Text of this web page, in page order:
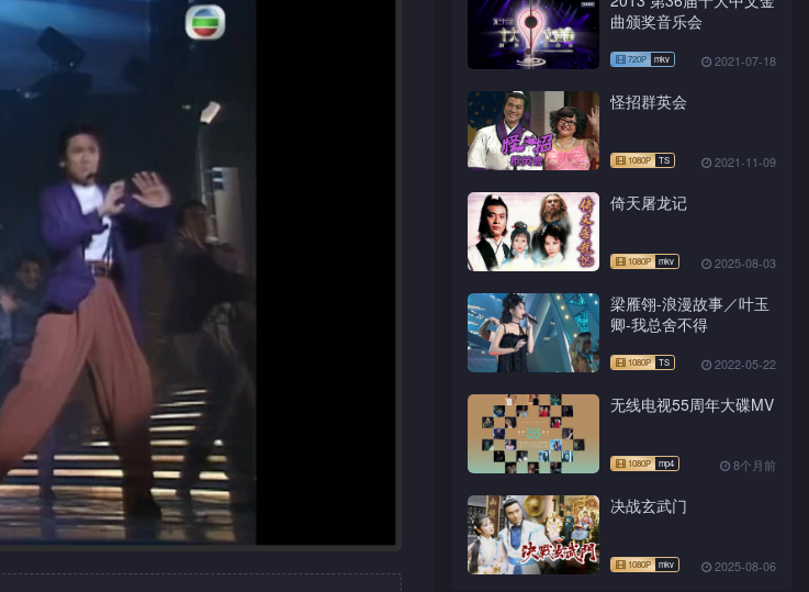
曲颁奖音乐会
2021-07-18
怪招群英会
2021-11-09
倚天屠龙记
2025-08-03
梁雁翎-浪漫故事／叶玉
卿-我总舍不得
2022-05-22
无线电视55周年大碟MV
8个月前
决战玄武门
2025-08-06